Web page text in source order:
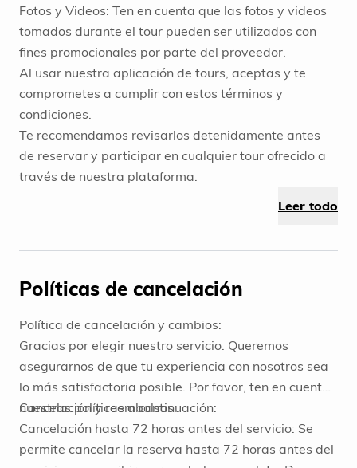
Fotos y Videos: Ten en cuenta que las fotos y videos
tomados durante el tour pueden ser utilizados con
fines promocionales por parte del proveedor.
Al usar nuestra aplicación de tours, aceptas y te
comprometes a cumplir con estos términos y
condiciones.
Te recomendamos revisarlos detenidamente antes
de reservar y participar en cualquier tour ofrecido a
través de nuestra plataforma.
Leer todo
Políticas de cancelación
Política de cancelación y cambios:
Gracias por elegir nuestro servicio. Queremos
asegurarnos de que tu experiencia con nosotros sea
lo más satisfactoria posible. Por favor, ten en cuenta
nuestras políticas a continuación:
Cancelación y reembolsos:
Cancelación hasta 72 horas antes del servicio: Se
permite cancelar la reserva hasta 72 horas antes del